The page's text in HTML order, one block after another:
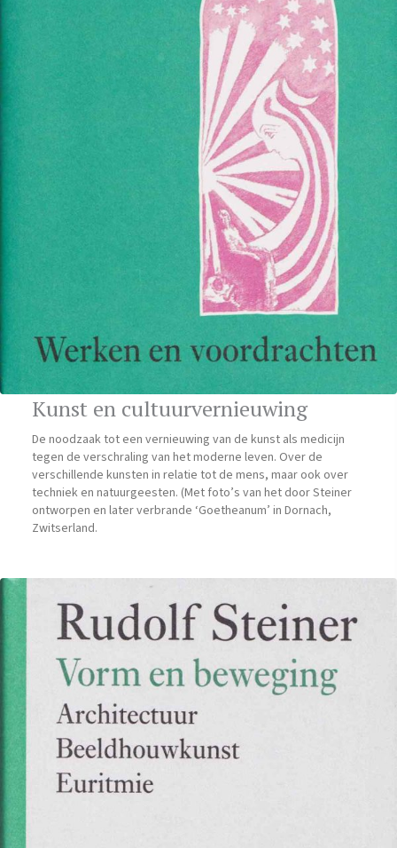
Kunst en cultuurvernieuwing
De noodzaak tot een vernieuwing van de kunst als medicijn
tegen de verschraling van het moderne leven. Over de
verschillende kunsten in relatie tot de mens, maar ook over
techniek en natuurgeesten. (Met foto’s van het door Steiner
ontworpen en later verbrande ‘Goetheanum’ in Dornach,
Zwitserland.